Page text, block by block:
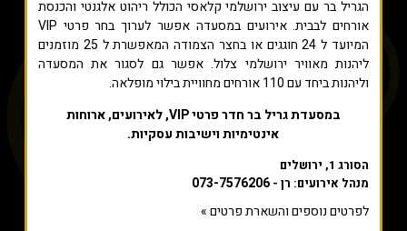
הגריל בר עם עיצוב ירושלמי קלאסי הכולל ריהוט אלגנטי והכנסת
אורחים לבבית. אירועים במסעדה אפשר לערוך בחר פרטי VIP
המיועד ל 24 חוגגים או בחצר הצמודה המאפשרת ל 25 מוזמנים
ליהנות מאוויר ירושלמי צלול. אפשר גם לסגור את המסעדה
וליהנות ביחד עם 110 אורחים מחוויית בילוי מופלאה.
במסעדת גריל בר חדר פרטי VIP, לאירועים, ארוחות
אינטימיות וישיבות עסקיות.
הסורג 1, ירושלים
מנהל אירועים: רן - 073-7576206
לפרטים נוספים והשארת פרטים »